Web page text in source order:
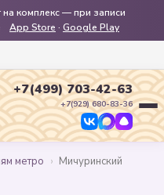
комплекс — при записи
App Store · Google Play
+7(499) 703-42-63
+7(929) 680-83-36
метро › Мичуринский